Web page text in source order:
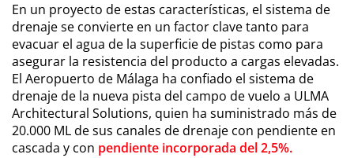
En un proyecto de estas características, el sistema de
drenaje se convierte en un factor clave tanto para
evacuar el agua de la superficie de pistas como para
asegurar la resistencia del producto a cargas elevadas.
El Aeropuerto de Málaga ha confiado el sistema de
drenaje de la nueva pista del campo de vuelo a ULMA
Architectural Solutions, quien ha suministrado más de
20.000 ML de sus canales de drenaje con pendiente en
cascada y con pendiente incorporada del 2,5%.